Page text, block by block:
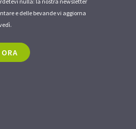
e delle bevande vi aggiorna